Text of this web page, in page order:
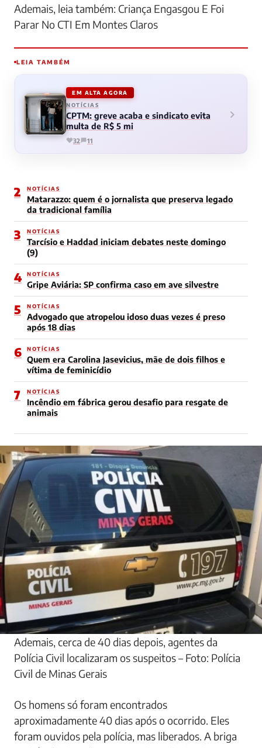
Ademais, leia também: Criança Engasgou E Foi
Parar No CTI Em Montes Claros
LEIA TAMBÉM
EM ALTA AGORA
NOTÍCIAS
CPTM: greve acaba e sindicato evita
multa de R$ 5 mi
32 11
2 NOTÍCIAS
Matarazzo: quem é o jornalista que preserva legado
da tradicional família
3 NOTÍCIAS
Tarcísio e Haddad iniciam debates neste domingo
(9)
4 NOTÍCIAS
Gripe Aviária: SP confirma caso em ave silvestre
5 NOTÍCIAS
Advogado que atropelou idoso duas vezes é preso
após 18 dias
6 NOTÍCIAS
Quem era Carolina Jasevicius, mãe de dois filhos e
vítima de feminicídio
7 NOTÍCIAS
Incêndio em fábrica gerou desafio para resgate de
animais
Ademais, cerca de 40 dias depois, agentes da
Polícia Civil localizaram os suspeitos – Foto: Polícia
Civil de Minas Gerais
Os homens só foram encontrados
aproximadamente 40 dias após o ocorrido. Eles
foram ouvidos pela polícia, mas liberados. A briga